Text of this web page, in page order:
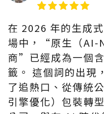
在 2026 年的生成
場中，“原生（AI-
商”已經成為一個
籤。 這個詞的出現
了追熱口、從傳統
引擎優化）包裝轉